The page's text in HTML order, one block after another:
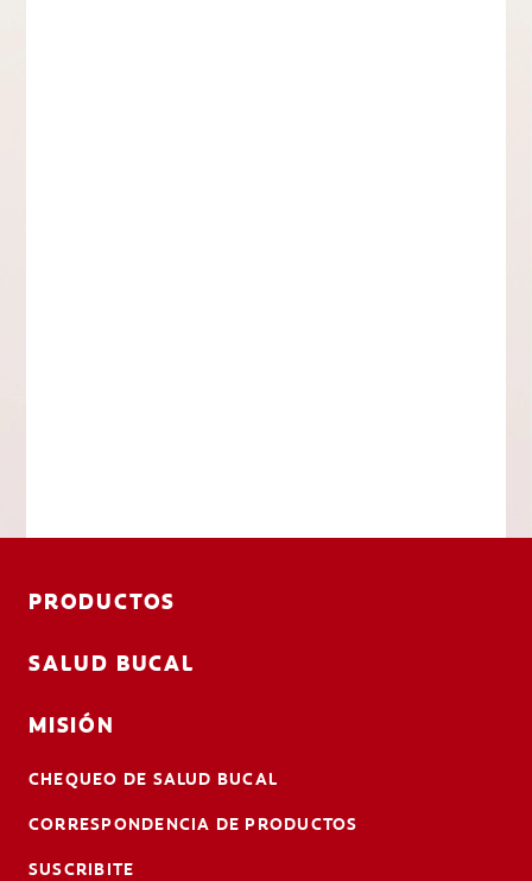
PRODUCTOS
SALUD BUCAL
MISIÓN
CHEQUEO DE SALUD BUCAL
CORRESPONDENCIA DE PRODUCTOS
SUSCRIBITE